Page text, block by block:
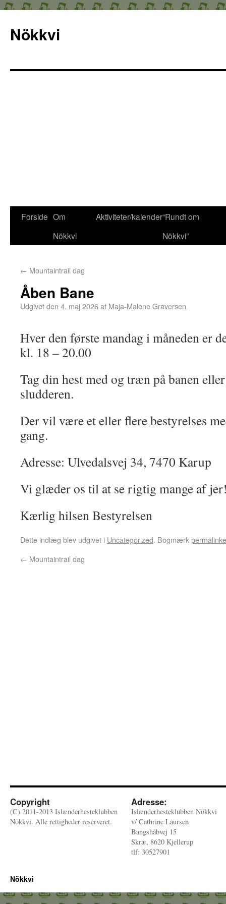
Nökkvi
Forside Om
Nökkvi
Aktiviteter/kalender“Rundt om
Nökkvi”
← Mountaintrail dag
Åben Bane
Udgivet den 4. maj 2026af Maja-Malene Graversen
Hver den første mandag i måneden er
kl. 18 – 20.00
Tag din hest med og træn på banen
sludderen.
Der vil være et eller flere bestyrelses
gang.
Adresse: Ulvedalsvej 34, 7470 Karup
Vi glæder os til at se rigtig mange af
Kærlig hilsen Bestyrelsen
Dette indlæg blev udgivet i Uncategorized. Bogmærk
← Mountaintrail dag
Copyright
(C) 2011-2013 Islænderhesteklubben
Nökkvi. Alle rettigheder reserveret.
Adresse:
Islænderhesteklubben Nökkvi
v/ Cathrine Laursen
Bangshåbvej 15
Skræ, 8620 Kjellerup
tlf: 30527901
Nökkvi